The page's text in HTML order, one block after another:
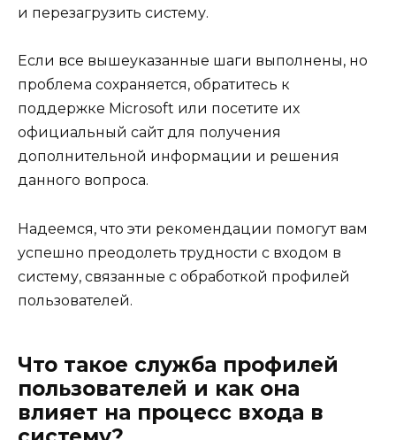
и перезагрузить систему.
Если все вышеуказанные шаги выполнены, но
проблема сохраняется, обратитесь к
поддержке Microsoft или посетите их
официальный сайт для получения
дополнительной информации и решения
данного вопроса.
Надеемся, что эти рекомендации помогут вам
успешно преодолеть трудности с входом в
систему, связанные с обработкой профилей
пользователей.
Что такое служба профилей
пользователей и как она
влияет на процесс входа в